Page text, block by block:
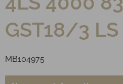
GST18/3 LS
MB104975